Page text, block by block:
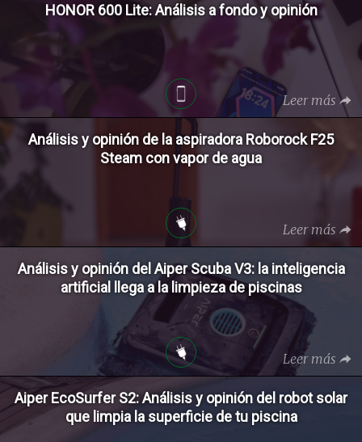
HONOR 600 Lite: Análisis a fondo y opinión
Leer más
Análisis y opinión de la aspiradora Roborock F25
Steam con vapor de agua
Leer más
Análisis y opinión del Aiper Scuba V3: la inteligencia
artificial llega a la limpieza de piscinas
Leer más
Aiper EcoSurfer S2: Análisis y opinión del robot solar
que limpia la superficie de tu piscina